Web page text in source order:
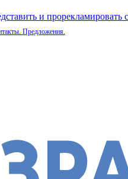
и
Предложения.